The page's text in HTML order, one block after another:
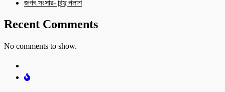
জগৎ সংসার- বিন্দু পলাশ
Recent Comments
No comments to show.